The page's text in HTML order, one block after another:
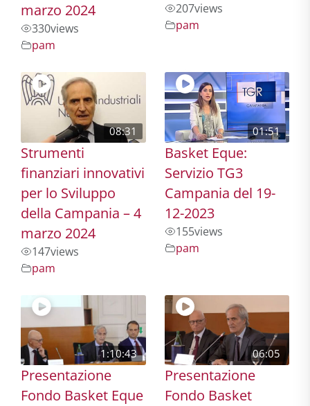
marzo 2024
330views
pam
207views
pam
08:31
Strumenti
finanziari innovativi
per lo Sviluppo
della Campania – 4
marzo 2024
147views
pam
01:51
Basket Eque:
Servizio TG3
Campania del 19-
12-2023
155views
pam
1:10:43
Presentazione
Fondo Basket Eque
06:05
Presentazione
Fondo Basket